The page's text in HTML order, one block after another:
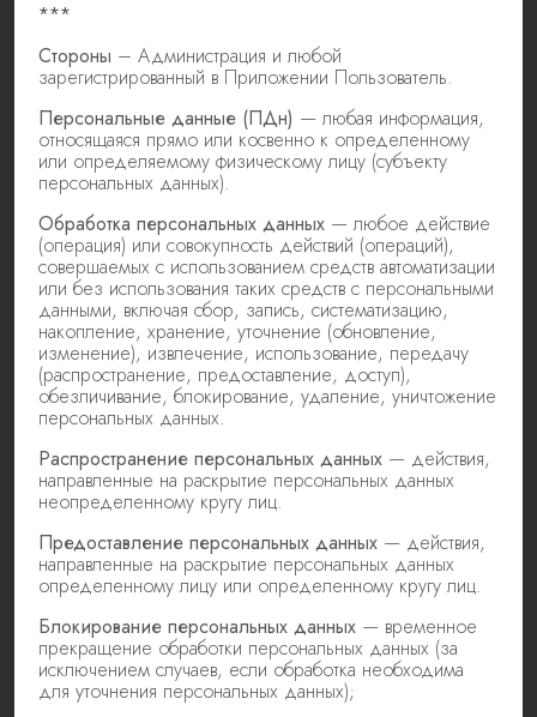
***
Стороны – Администрация и любой
зарегистрированный в Приложении Пользователь.
Персональные данные (ПДн) — любая информация,
относящаяся прямо или косвенно к определенному
или определяемому физическому лицу (субъекту
персональных данных).
Обработка персональных данных — любое действие
(операция) или совокупность действий (операций),
совершаемых с использованием средств автоматизации
или без использования таких средств с персональными
данными, включая сбор, запись, систематизацию,
накопление, хранение, уточнение (обновление,
изменение), извлечение, использование, передачу
(распространение, предоставление, доступ),
обезличивание, блокирование, удаление, уничтожение
персональных данных.
Распространение персональных данных — действия,
направленные на раскрытие персональных данных
неопределенному кругу лиц.
Предоставление персональных данных — действия,
направленные на раскрытие персональных данных
определенному лицу или определенному кругу лиц.
Блокирование персональных данных — временное
прекращение обработки персональных данных (за
исключением случаев, если обработка необходима
для уточнения персональных данных);